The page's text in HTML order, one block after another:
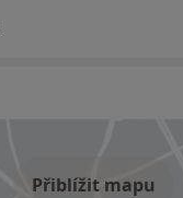
Přiblížit mapu